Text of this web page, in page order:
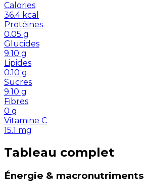
Calories
36.4 kcal
Protéines
0.05 g
Glucides
9.10 g
Lipides
0.10 g
Sucres
9.10 g
Fibres
0 g
Vitamine C
15.1 mg
Tableau complet
Énergie & macronutriments